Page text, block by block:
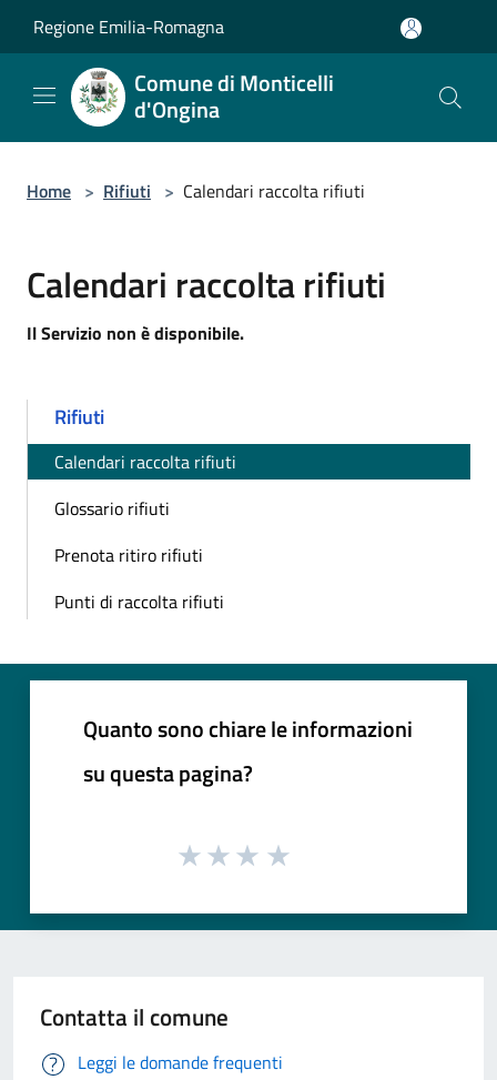
Regione Emilia-Romagna
Comune di Monticelli
d'Ongina
Home > Rifiuti > Calendari raccolta rifiuti
Calendari raccolta rifiuti
Il Servizio non è disponibile.
Rifiuti
Calendari raccolta rifiuti
Glossario rifiuti
Prenota ritiro rifiuti
Punti di raccolta rifiuti
Quanto sono chiare le informazioni
su questa pagina?
Contatta il comune
Leggi le domande frequenti